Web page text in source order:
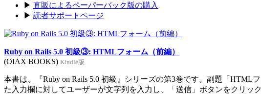
▶ 直販によるペーパーバック版の購入
▶ 読者サポートページ
Ruby on Rails 5.0 初級③: HTMLフォーム（前編）
(OIAX BOOKS) Kindle版
本書は、『Ruby on Rails 5.0 初級』シリーズの第3巻です。副題「
た入力欄に対してユーザーが文字列を入力し、「送信」ボタンをクリッ